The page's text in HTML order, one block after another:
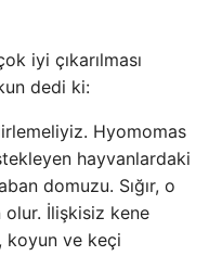
iyi çıkarılması
dedi ki:
Hyomomas
hayvanlardaki
domuzu. Sığır, o
İlişkisiz kene
koyun ve keçi